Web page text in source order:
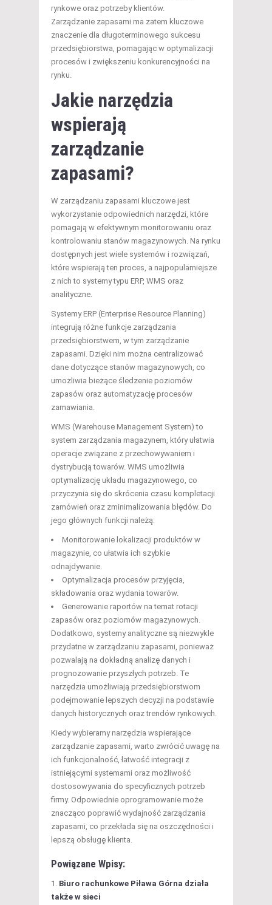
rynkowe oraz potrzeby klientów.
Zarządzanie zapasami ma zatem kluczowe
znaczenie dla długoterminowego sukcesu
przedsiębiorstwa, pomagając w optymalizacji
procesów i zwiększeniu konkurencyjności na
rynku.
Jakie narzędzia
wspierają
zarządzanie
zapasami?
W zarządzaniu zapasami kluczowe jest
wykorzystanie odpowiednich narzędzi, które
pomagają w efektywnym monitorowaniu oraz
kontrolowaniu stanów magazynowych. Na rynku
dostępnych jest wiele systemów i rozwiązań,
które wspierają ten proces, a najpopularniejsze
z nich to systemy typu ERP, WMS oraz
analityczne.
Systemy ERP (Enterprise Resource Planning)
integrują różne funkcje zarządzania
przedsiębiorstwem, w tym zarządzanie
zapasami. Dzięki nim można centralizować
dane dotyczące stanów magazynowych, co
umożliwia bieżące śledzenie poziomów
zapasów oraz automatyzację procesów
zamawiania.
WMS (Warehouse Management System) to
system zarządzania magazynem, który ułatwia
operacje związane z przechowywaniem i
dystrybucją towarów. WMS umożliwia
optymalizację układu magazynowego, co
przyczynia się do skrócenia czasu kompletacji
zamówień oraz zminimalizowania błędów. Do
jego głównych funkcji należą:
Monitorowanie lokalizacji produktów w
magazynie, co ułatwia ich szybkie
odnajdywanie.
Optymalizacja procesów przyjęcia,
składowania oraz wydania towarów.
Generowanie raportów na temat rotacji
zapasów oraz poziomów magazynowych.
Dodatkowo, systemy analityczne są niezwykle
przydatne w zarządzaniu zapasami, ponieważ
pozwalają na dokładną analizę danych i
prognozowanie przyszłych potrzeb. Te
narzędzia umożliwiają przedsiębiorstwom
podejmowanie lepszych decyzji na podstawie
danych historycznych oraz trendów rynkowych.
Kiedy wybieramy narzędzia wspierające
zarządzanie zapasami, warto zwrócić uwagę na
ich funkcjonalność, łatwość integracji z
istniejącymi systemami oraz możliwość
dostosowywania do specyficznych potrzeb
firmy. Odpowiednie oprogramowanie może
znacząco poprawić wydajność zarządzania
zapasami, co przekłada się na oszczędności i
lepszą obsługę klienta.
Powiązane Wpisy:
Biuro rachunkowe Piława Górna działa
także w sieci